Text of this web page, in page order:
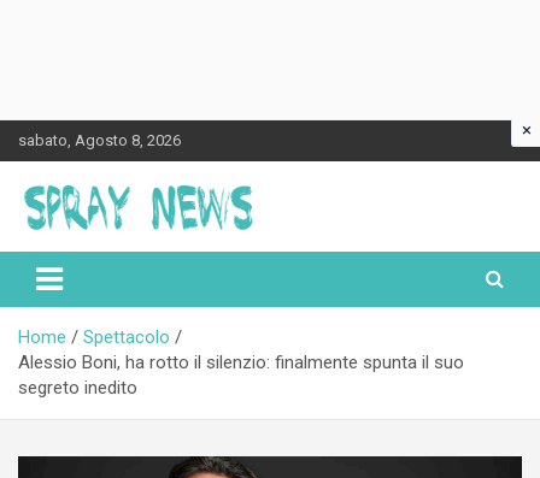
to
content
sabato, Agosto 8, 2026
Spraynews.it
Home
Spettacolo
Alessio Boni, ha rotto il silenzio: finalmente spunta il suo
segreto inedito
×